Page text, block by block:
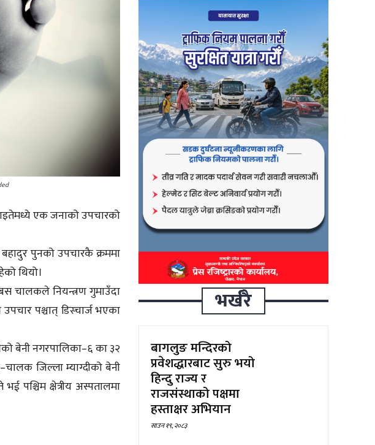
एक जनाको उपचारको
बहादुर पुनको उपचारकै क्रममा
थियो।
चालकले नियन्त्रण गुमाउँदा
पश्चात् डिस्चार्ज भएका
बेनी नगरपालिका–६ का ३२
जिल्ला म्याग्दीको बेनी
पश्चिम क्षेत्रीय अस्पतालमा
भर्खरै
बागलुङ मन्दिरको
प्रवेशद्धारबाट सुरु भयो
हिन्दु राज्य र
राजसंस्थाको पक्षमा
हस्ताक्षर अभियान
साउन १९, २०८३